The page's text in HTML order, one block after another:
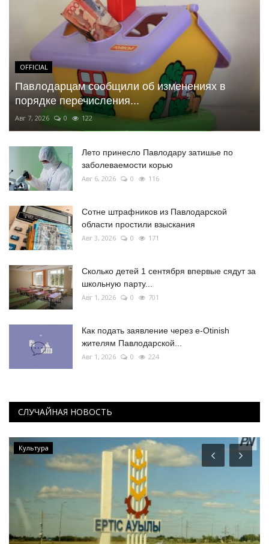
OFFICIAL
Павлодарцам сообщили об изменениях в
порядке перечисления...
Авг 7, 2026 0 122
Лето принесло Павлодару затишье по
заболеваемости корью
Авг 6, 2026 0 116
Сотне штрафников из Павлодарской
области простили взыскания
Авг 3, 2026 0 171
Сколько детей 1 сентября впервые сядут за
школьную парту...
Авг 1, 2026 0 701
Как подать заявление через e-Otinish
жителям Павлодарской...
Авг 1, 2026 0 224
СЛУЧАЙНАЯ НОВОСТЬ
Культура